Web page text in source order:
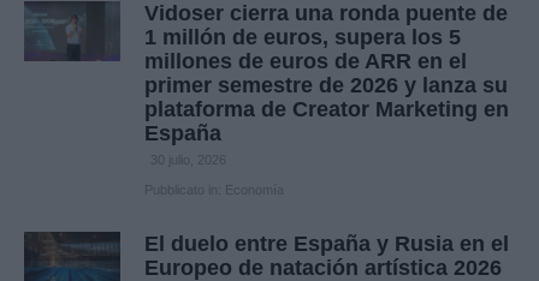
Vidoser cierra una ronda puente de
1 millón de euros, supera los 5
millones de euros de ARR en el
primer semestre de 2026 y lanza su
plataforma de Creator Marketing en
España
30 julio, 2026
Pubblicato in: Economía
El duelo entre España y Rusia en el
Europeo de natación artística 2026